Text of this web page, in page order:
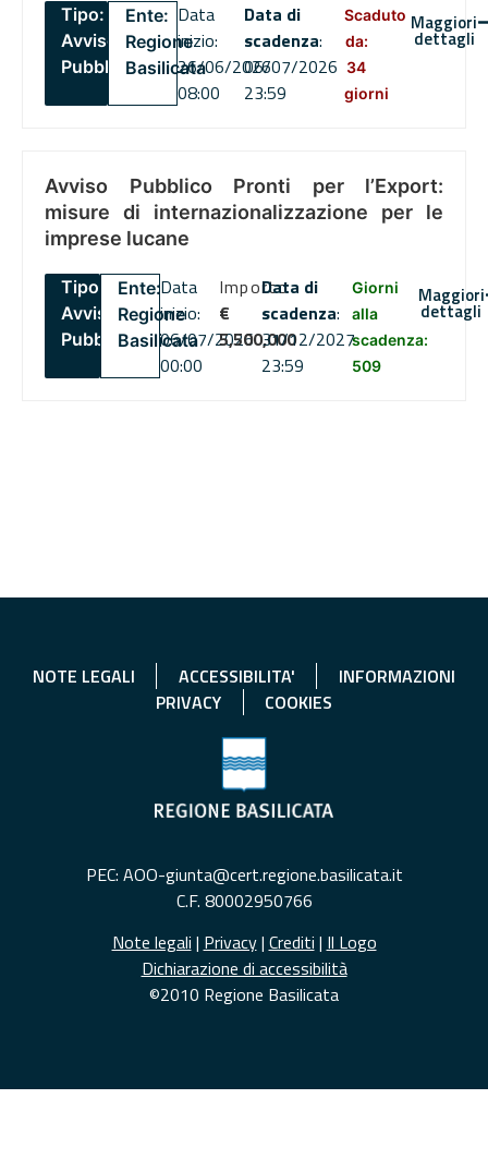
Tipo:
Avviso
Pubblico
Ente:
Regione
Basilicata
Data
inizio:
26/06/2026
08:00
Data di
scadenza:
06/07/2026
23:59
Scaduto
da:
34
giorni
Maggiori
dettagli
Avviso Pubblico Pronti per l’Export:
misure di internazionalizzazione per le
imprese lucane
Tipo:
Avviso
Pubblico
Ente:
Regione
Basilicata
Data
inizio:
06/07/2026
00:00
Importo
€
5,500,000
Data di
scadenza:
31/12/2027
23:59
Giorni
alla
scadenza:
509
Maggiori
dettagli
NOTE LEGALI ACCESSIBILITA'
INFORMAZIONI
PRIVACY
COOKIES
PEC: AOO-giunta@cert.regione.basilicata.it
C.F. 80002950766
Note legali | Privacy| Crediti | Il Logo
Dichiarazione di accessibilità
©2010 Regione Basilicata